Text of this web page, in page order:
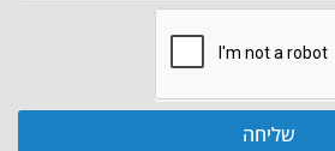
שליחה